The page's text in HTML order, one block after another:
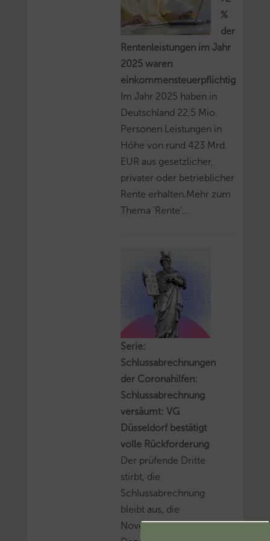
%
der
Rentenleistungen im Jahr
2025 waren
einkommensteuerpflichtig
Im Jahr 2025 haben in
Deutschland 22,5 Mio.
Personen Leistungen in
Höhe von rund 423 Mrd.
EUR aus gesetzlicher,
privater oder betrieblicher
Rente erhalten.Mehr zum
Thema 'Rente'...
Serie:
Schlussabrechnungen
der Coronahilfen:
Schlussabrechnung
versäumt: VG
Düsseldorf bestätigt
volle Rückforderung
Der prüfende Dritte
stirbt, die
Schlussabrechnung
bleibt aus, die
November- und